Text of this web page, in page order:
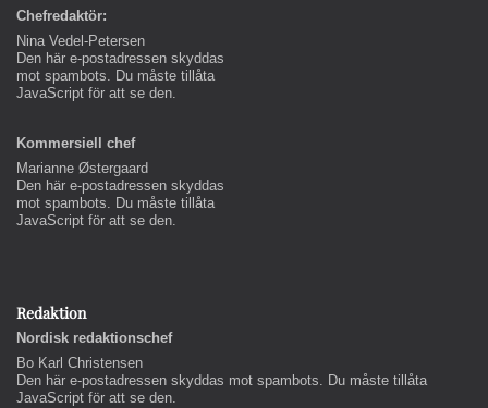
Chefredaktör:
Nina Vedel-Petersen
Den här e-postadressen skyddas
mot spambots. Du måste tillåta
JavaScript för att se den.
Kommersiell chef
Marianne Østergaard
Den här e-postadressen skyddas
mot spambots. Du måste tillåta
JavaScript för att se den.
Redaktion
Nordisk redaktionschef
Bo Karl Christensen
Den här e-postadressen skyddas mot spambots. Du måste tillåta
JavaScript för att se den.